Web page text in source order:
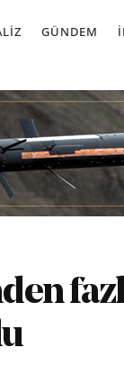
GÜNDEM